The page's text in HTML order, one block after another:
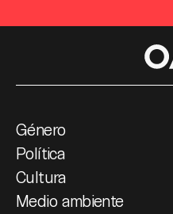
Género
Política
Cultura
Medio ambiente